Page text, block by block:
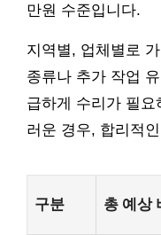
만원 수준입니다.
지역별, 업체별로
종류나 추가 작업
급하게 수리가 필
러운 경우, 합리적
구분 총 예상